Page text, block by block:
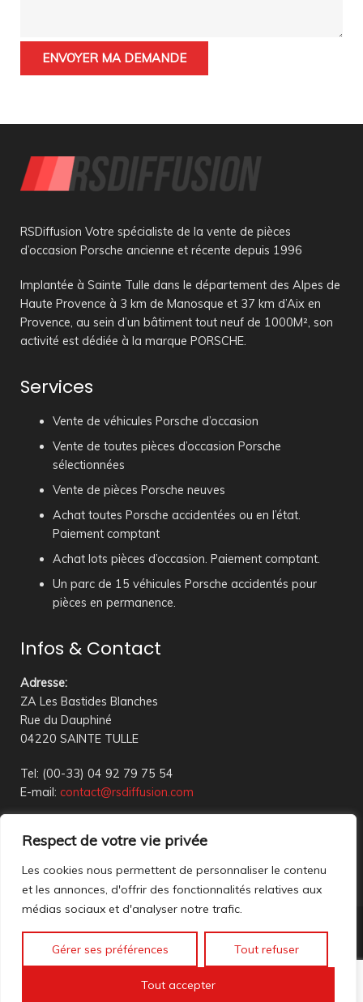
Respect de votre vie privée
Les cookies nous permettent de personnaliser le contenu
et les annonces, d'offrir des fonctionnalités relatives aux
médias sociaux et d'analyser notre trafic.
Gérer ses préférences Tout refuser
Tout accepter
RSDiffusion Votre spécialiste de la vente de pièces
d’occasion Porsche ancienne et récente depuis 1996
Implantée à Sainte Tulle dans le département des Alpes de
Haute Provence à 3 km de Manosque et 37 km d’Aix en
Provence, au sein d’un bâtiment tout neuf de 1000M², son
activité est dédiée à la marque PORSCHE.
Services
Vente de véhicules Porsche d’occasion
Vente de toutes pièces d’occasion Porsche
sélectionnées
Vente de pièces Porsche neuves
Achat toutes Porsche accidentées ou en l’état.
Paiement comptant
Achat lots pièces d’occasion. Paiement comptant.
Un parc de 15 véhicules Porsche accidentés pour
pièces en permanence.
Infos & Contact
Adresse:
ZA Les Bastides Blanches
Rue du Dauphiné
04220 SAINTE TULLE
Tel: (00-33) 04 92 79 75 54
E-mail: contact@rsdiffusion.com
18h00
Réception en magasin sur rendez-vous uniquement
Nous contacter
Mentions légales
Accéder à nos anciennes annonces